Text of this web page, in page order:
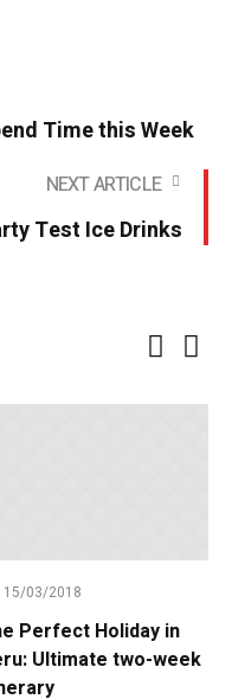
Time this Week
NEXT ARTICLE
Test Ice Drinks
15/03/2018
Perfect Holiday in
Ultimate two-week